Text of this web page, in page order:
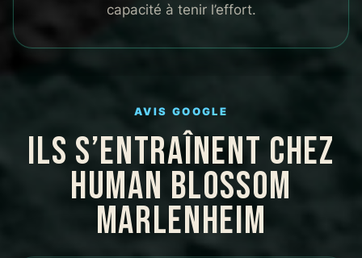
capacité à tenir l’effort.
AVIS GOOGLE
ILS S’ENTRAÎNENT CHEZ
HUMAN BLOSSOM
MARLENHEIM